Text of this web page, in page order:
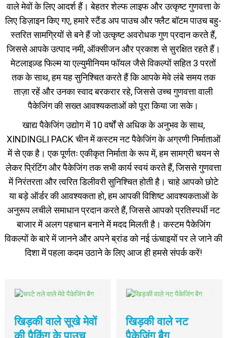
वाले मेवों के लिए आदर्श हैं। बेहतर शेल्फ लाइफ और उत्कृष्ट गुणवत्ता के
लिए डिज़ाइन किए गए, हमारे स्टैंड अप पाउच और फ्लैट बॉटम पाउच बहु-
स्तरित सामग्रियों से बने हैं जो उत्कृष्ट अवरोधक गुण प्रदान करते हैं,
जिससे आपके उत्पाद नमी, ऑक्सीजन और प्रकाश से सुरक्षित रहते हैं।
मेटलाइज़्ड फिल्म या एल्युमीनियम फॉयल जैसे विकल्पों सहित 3 परतों
तक के साथ, हम यह सुनिश्चित करते हैं कि आपके मेवे लंबे समय तक
ताज़ा रहें और उनका स्वाद बरकरार रहे, जिससे उच्च गुणवत्ता वाली
पैकेजिंग की सख्त आवश्यकताओं को पूरा किया जा सके।
खाद्य पैकेजिंग उद्योग में 10 वर्षों से अधिक के अनुभव के साथ,
XINDINGLI PACK चीन में कस्टम नट पैकेजिंग के अग्रणी निर्माताओं
में से एक है। एक पूर्णतः एकीकृत निर्माता के रूप में, हम सामग्री चयन से
लेकर प्रिंटिंग और पैकेजिंग तक सभी कार्य स्वयं करते हैं, जिससे गुणवत्ता
में निरंतरता और त्वरित डिलीवरी सुनिश्चित होती है। चाहे आपको छोटे
या बड़े ऑर्डर की आवश्यकता हो, हम आपकी विशिष्ट आवश्यकताओं के
अनुरूप लचीले समाधान प्रदान करते हैं, जिससे आपको प्रतिस्पर्धी नट
बाजार में अलग पहचान बनाने में मदद मिलती है। कस्टम पैकेजिंग
विकल्पों के बारे में जानने और अपने ब्रांड को नई ऊंचाइयों पर ले जाने की
दिशा में पहला कदम उठाने के लिए आज ही हमसे संपर्क करें!
खिड़की वाले सूखे मेवों
खिड़की वाले नट